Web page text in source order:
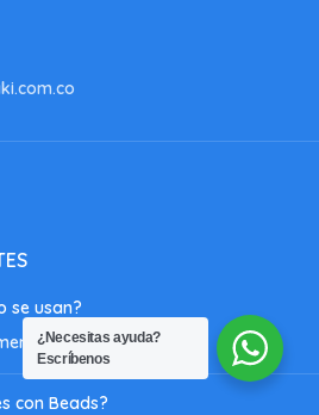
se usan?
con Beads?
¿Necesitas ayuda?
Escríbenos